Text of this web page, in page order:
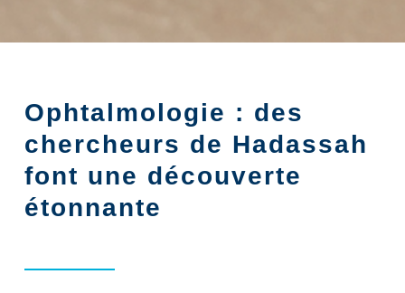
Ophtalmologie : des
chercheurs de Hadassah
font une découverte
étonnante